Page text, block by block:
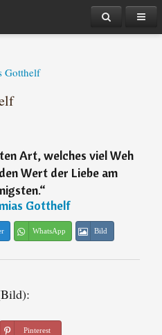
Gotthelf
Art, welches viel Weh
Wert der Liebe am
“
Gotthelf
WhatsApp Bild
Pinterest